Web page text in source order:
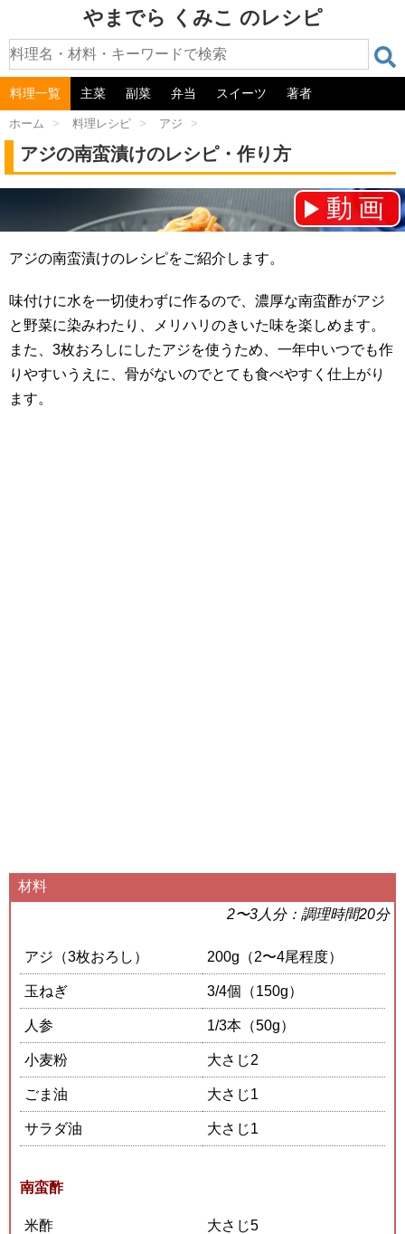
やまでら くみこ のレシピ
料理一覧 主菜 副菜 弁当 スイーツ 著者
ホーム > 料理レシピ > アジ >
アジの南蛮漬けのレシピ・作り方
動画
チャンネル登録をお願いします！⇒
アジの南蛮漬けのレシピをご紹介します。
味付けに水を一切使わずに作るので、濃厚な南蛮酢がアジ
と野菜に染みわたり、メリハリのきいた味を楽しめます。
また、3枚おろしにしたアジを使うため、一年中いつでも作
りやすいうえに、骨がないのでとても食べやすく仕上がり
ます。
材料
2〜3人分：調理時間20分
アジ（3枚おろし） 200g（2〜4尾程度）
玉ねぎ 3/4個（150g）
人参 1/3本（50g）
小麦粉 大さじ2
ごま油 大さじ1
サラダ油 大さじ1
南蛮酢
米酢 大さじ5